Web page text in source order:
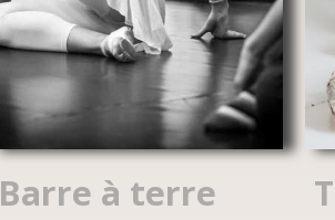
Barre à terre